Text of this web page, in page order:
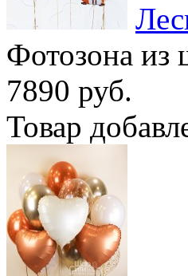
Фотозона из
7890 руб.
Товар